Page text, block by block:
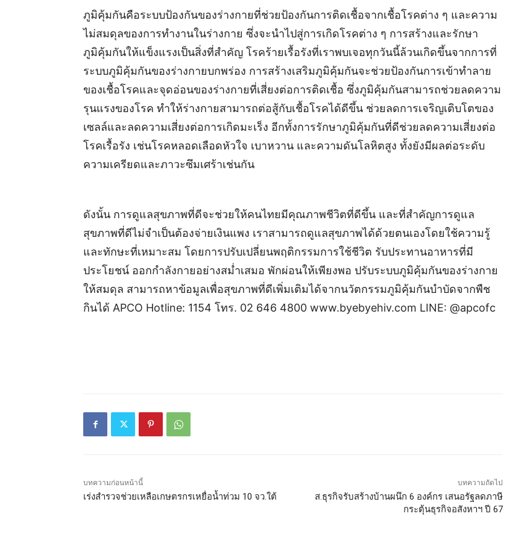
ภูมิคุ้มกันคือระบบป้องกันของร่างกายที่ช่วยป้องกันการติดเชื้อจากเชื้อโรคต่าง ๆ และความ
ไม่สมดุลของการทำงานในร่างกาย ซึ่งจะนำไปสู่การเกิดโรคต่าง ๆ การสร้างและรักษา
ภูมิคุ้มกันให้แข็งแรงเป็นสิ่งที่สำคัญ โรคร้ายเรื้อรังที่เราพบเจอทุกวันนี้ล้วนเกิดขึ้นจากการที่
ระบบภูมิคุ้มกันของร่างกายบกพร่อง การสร้างเสริมภูมิคุ้มกันจะช่วยป้องกันการเข้าทำลาย
ของเชื้อโรคและจุดอ่อนของร่างกายที่เสี่ยงต่อการติดเชื้อ ซึ่งภูมิคุ้มกันสามารถช่วยลดความ
รุนแรงของโรค ทำให้ร่างกายสามารถต่อสู้กับเชื้อโรคได้ดีขึ้น ช่วยลดการเจริญเติบโตของ
เซลล์และลดความเสี่ยงต่อการเกิดมะเร็ง อีกทั้งการรักษาภูมิคุ้มกันที่ดีช่วยลดความเสี่ยงต่อ
โรคเรื้อรัง เช่นโรคหลอดเลือดหัวใจ เบาหวาน และความดันโลหิตสูง ทั้งยังมีผลต่อระดับ
ความเครียดและภาวะซึมเศร้าเช่นกัน
ดังนั้น การดูแลสุขภาพที่ดีจะช่วยให้คนไทยมีคุณภาพชีวิตที่ดีขึ้น และที่สำคัญการดูแล
สุขภาพที่ดีไม่จำเป็นต้องจ่ายเงินแพง เราสามารถดูแลสุขภาพได้ด้วยตนเองโดยใช้ความรู้
และทักษะที่เหมาะสม โดยการปรับเปลี่ยนพฤติกรรมการใช้ชีวิต รับประทานอาหารที่มี
ประโยชน์ ออกกำลังกายอย่างสม่ำเสมอ พักผ่อนให้เพียงพอ ปรับระบบภูมิคุ้มกันของร่างกาย
ให้สมดุล สามารถหาข้อมูลเพื่อสุขภาพที่ดีเพิ่มเติมได้จากนวัตกรรมภูมิคุ้มกันบำบัดจากพืช
กินได้ APCO Hotline: 1154 โทร. 02 646 4800 www.byebyehiv.com LINE: @apcofc
บทความก่อนหน้านี้
เร่งสำรวจช่วยเหลือเกษตรกรเหยื่อน้ำท่วม 10 จว.ใต้
บทความถัดไป
ส.ธุรกิจรับสร้างบ้านผนึก 6 องค์กร เสนอรัฐลดภาษี
กระตุ้นธุรกิจอสังหาฯ ปี 67